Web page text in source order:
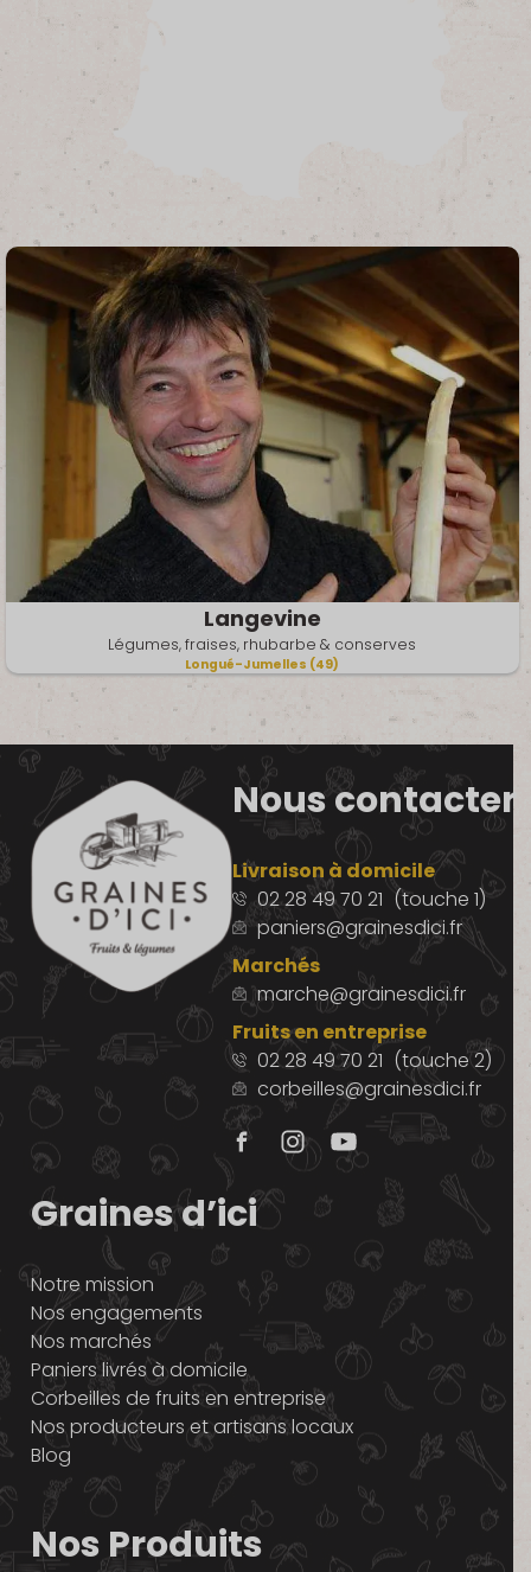
Langevine
Légumes, fraises, rhubarbe & conserves
Longué-Jumelles (49)
Nous contacter
Livraison à domicile
02 28 49 70 21 (touche 1)
paniers@grainesdici.fr
Marchés
marche@grainesdici.fr
Fruits en entreprise
02 28 49 70 21 (touche 2)
corbeilles@grainesdici.fr
Graines d’ici
Notre mission
Nos engagements
Nos marchés
Paniers livrés à domicile
Corbeilles de fruits en entreprise
Nos producteurs et artisans locaux
Blog
Nos Produits